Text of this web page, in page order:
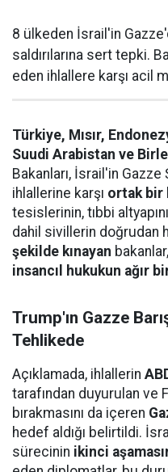
8 ülkeden İsrail'in
saldırılarına sert tepki.
eden ihlallere karşı acil
Türkiye, Mısır,
Suudi Arabistan ve
Bakanları, İsrail'in Gazze
ihlallerine karşı ortak bir
tesislerinin, tıbbi
dahil sivillerin doğrudan
şekilde kınayan
insancıl hukukun ağır
Trump'ın Gazze
Tehlikede
Açıklamada, ihlallerin
tarafından duyurulan ve
bırakmasını da içeren
hedef aldığı belirtildi.
sürecinin ikinci